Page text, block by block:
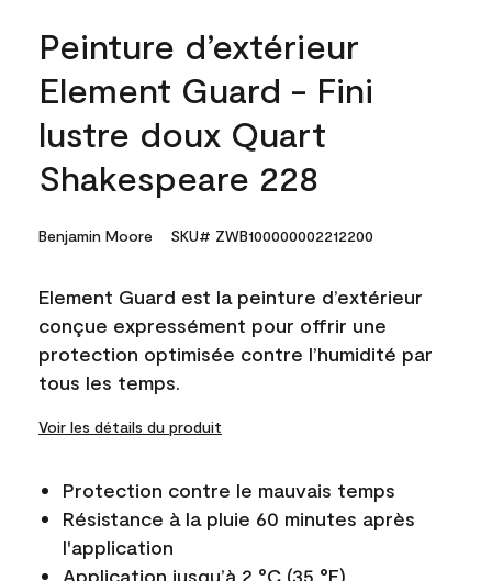
Peinture d’extérieur
Element Guard - Fini
lustre doux Quart
Shakespeare 228
Benjamin Moore SKU# ZWB100000002212200
Element Guard est la peinture d’extérieur
conçue expressément pour offrir une
protection optimisée contre l’humidité par
tous les temps.
Voir les détails du produit
Protection contre le mauvais temps
Résistance à la pluie 60 minutes après
l'application
Application jusqu’à 2 °C (35 °F)